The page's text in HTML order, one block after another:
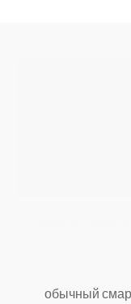
обычный